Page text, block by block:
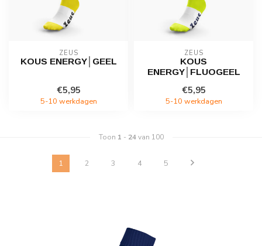
ZEUS
KOUS ENERGY│GEEL
€5,95
5-10 werkdagen
ZEUS
KOUS
ENERGY│FLUOGEEL
€5,95
5-10 werkdagen
Toon 1 - 24van 100
1 2 3 4 5